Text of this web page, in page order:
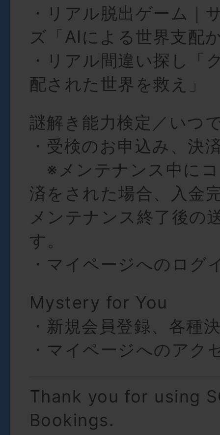
・リアル脱出ゲーム｜
ズ「AIによる世界支配
・リアル間違い探し「
配された世界を救え」
謎解き能力検定／いつ
・受検のお申込み、決
※メンテナンス中に
済をされた場合、入金
メンテナンス終了後の
す。
・マイページへのログ
Mystery for You
・新規会員登録、各種
・マイページへのアク
Thank you for using
Bookings.